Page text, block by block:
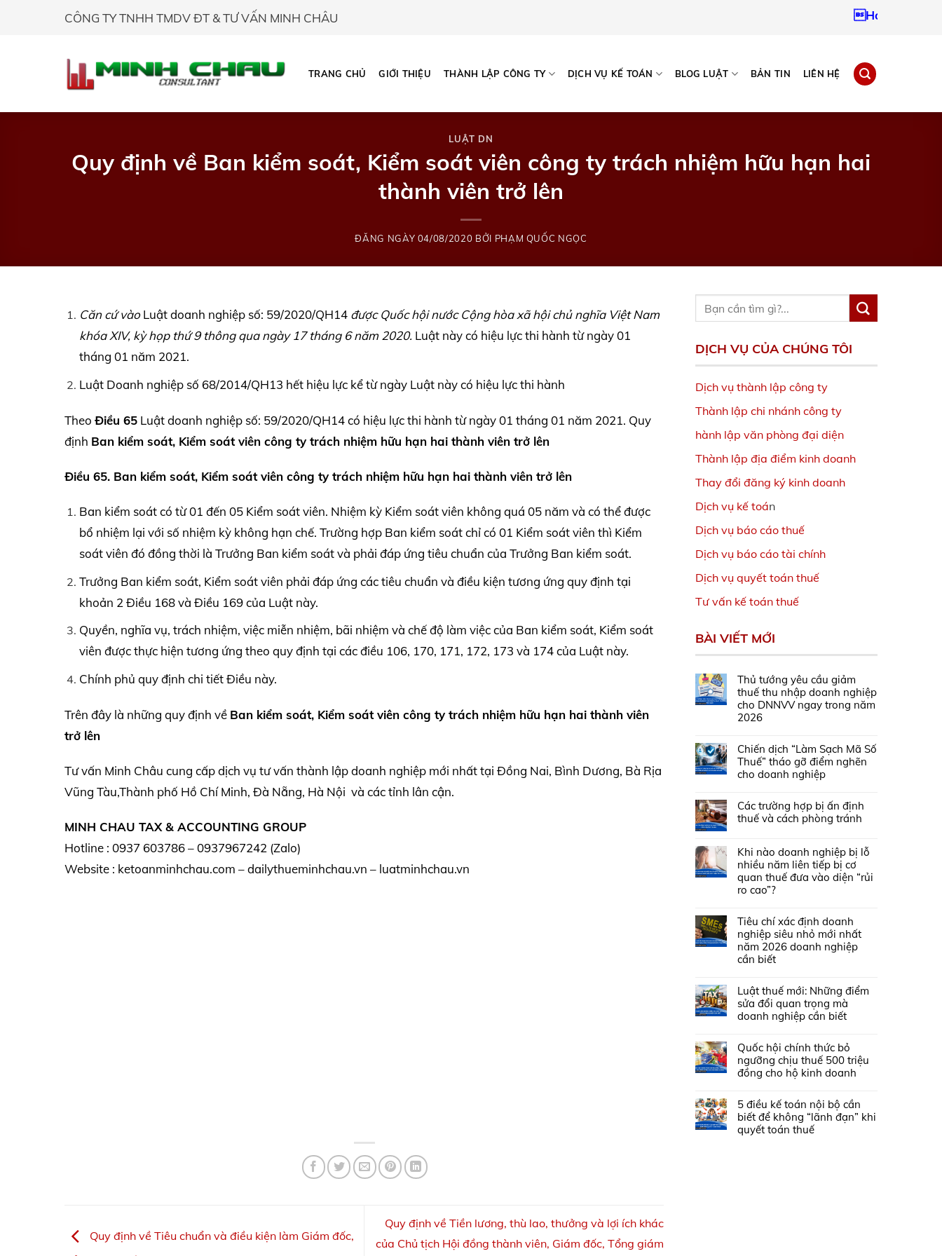
CÔNG TY TNHH TMDV ĐT & TƯ VẤN MINH CHÂU Hotline:
TRANG CHỦ GIỚI THIỆU THÀNH LẬP CÔNG TY DỊCH VỤ KẾ TOÁN BLOG LUẬT BẢN TIN LIÊN HỆ
LUẬT DN
Quy định về Ban kiểm soát, Kiểm soát viên công ty trách nhiệm hữu hạn hai
thành viên trở lên
ĐĂNG NGÀY 04/08/2020 BỞI PHẠM QUỐC NGỌC
Căn cứ vàoLuật doanh nghiệp số: 59/2020/QH14 được Quốc hội nước Cộng hòa xã hội chủ nghĩa Việt Nam
khóaXIV, kỳ họp thứ 9 thông qua ngày 17 tháng 6 năm 2020. Luật này có hiệu lực thi hành từ ngày 01
tháng 01 năm 2021.
Luật Doanh nghiệp số 68/2014/QH13 hết hiệu lực kể từ ngày Luật này có hiệu lực thi hành
Theo Điều 65 Luật doanh nghiệp số: 59/2020/QH14 có hiệu lực thi hành từ ngày 01 tháng 01 năm 2021. Quy
định Ban kiểm soát, Kiểm soát viên công ty trách nhiệm hữu hạn hai thành viên trở lên
Điều 65. Ban kiểm soát, Kiểm soát viên công ty trách nhiệm hữu hạn hai thành viên trở lên
Ban kiểm soát có từ 01 đến 05 Kiểm soát viên. Nhiệm kỳ Kiểm soát viên không quá 05 năm và có thể được
bổ nhiệm lại với số nhiệm kỳ không hạn chế. Trường hợp Ban kiểm soát chỉ có 01 Kiểm soát viên thì Kiểm
soát viên đó đồng thời là Trưởng Ban kiểm soát và phải đáp ứng tiêu chuẩn của Trưởng Ban kiểm soát.
Trưởng Ban kiểm soát, Kiểm soát viên phải đáp ứng các tiêu chuẩn và điều kiện tương ứng quy định tại
khoản 2 Điều 168 và Điều 169 của Luật này.
Quyền, nghĩa vụ, trách nhiệm, việc miễn nhiệm, bãi nhiệm và chế độ làm việc của Ban kiểm soát, Kiểm soát
viên được thực hiện tương ứng theo quy định tại các điều 106, 170, 171, 172, 173 và 174 của Luật này.
Chính phủ quy định chi tiết Điều này.
Trên đây là những quy định về Ban kiểm soát, Kiểm soát viên công ty trách nhiệm hữu hạn hai thành viên
trở lên
Tư vấn Minh Châu cung cấp dịch vụ tư vấn thành lập doanh nghiệp mới nhất tại Đồng Nai, Bình Dương, Bà Rịa
Vũng Tàu,Thành phố Hồ Chí Minh, Đà Nẵng, Hà Nội và các tỉnh lân cận.
MINH CHAU TAX & ACCOUNTING GROUP
Hotline : 0937 603786 – 0937967242 (Zalo)
Website : ketoanminhchau.com – dailythueminhchau.vn – luatminhchau.vn
Quy định về Tiêu chuẩn và điều kiện làm Giám đốc,
Quy định về Tiền lương, thù lao, thưởng và lợi ích khác
của Chủ tịch Hội đồng thành viên, Giám đốc, Tổng giám
DỊCH VỤ CỦA CHÚNG TÔI
Dịch vụ thành lập công ty
Thành lập chi nhánh công ty
hành lập văn phòng đại diện
Thành lập địa điểm kinh doanh
Thay đổi đăng ký kinh doanh
Dịch vụ kế toán
Dịch vụ báo cáo thuế
Dịch vụ báo cáo tài chính
Dịch vụ quyết toán thuế
Tư vấn kế toán thuế
BÀI VIẾT MỚI
Thủ tướng yêu cầu giảm
thuế thu nhập doanh nghiệp
cho DNNVV ngay trong năm
2026
Chiến dịch “Làm Sạch Mã Số
Thuế” tháo gỡ điểm nghẽn
cho doanh nghiệp
Các trường hợp bị ấn định
thuế và cách phòng tránh
Khi nào doanh nghiệp bị lỗ
nhiều năm liên tiếp bị cơ
quan thuế đưa vào diện “rủi
ro cao”?
Tiêu chí xác định doanh
nghiệp siêu nhỏ mới nhất
năm 2026 doanh nghiệp
cần biết
Luật thuế mới: Những điểm
sửa đổi quan trọng mà
doanh nghiệp cần biết
Quốc hội chính thức bỏ
ngưỡng chịu thuế 500 triệu
đồng cho hộ kinh doanh
5 điều kế toán nội bộ cần
biết để không “lãnh đạn” khi
quyết toán thuế